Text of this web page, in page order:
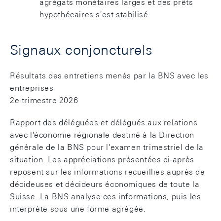
agrégats monétaires larges et des prêts
hypothécaires s'est stabilisé.
Signaux conjoncturels
Résultats des entretiens menés par la BNS avec les
entreprises
2e trimestre 2026
Rapport des déléguées et délégués aux relations
avec l'économie régionale destiné à la Direction
générale de la BNS pour l'examen trimestriel de la
situation. Les appréciations présentées ci-après
reposent sur les informations recueillies auprès de
décideuses et décideurs économiques de toute la
Suisse. La BNS analyse ces informations, puis les
interprète sous une forme agrégée.